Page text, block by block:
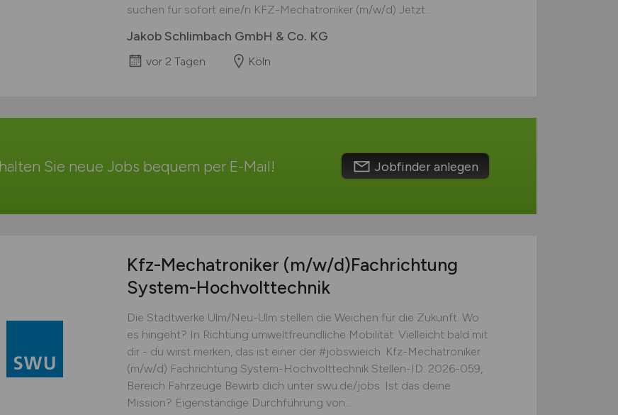
suchen für sofort eine/n KFZ-Mechatroniker (m/w/d) Jetzt...
Jakob Schlimbach GmbH & Co. KG
vor 2 Tagen Köln
Sie neue Jobs bequem per E-Mail! Jobfinder anlegen
Kfz-Mechatroniker (m/w/d)Fachrichtung
System-Hochvolttechnik
Die Stadtwerke Ulm/Neu-Ulm stellen die Weichen für die Zukunft. Wo
es hingeht? In Richtung umweltfreundliche Mobilität. Vielleicht bald mit
dir - du wirst merken, das ist einer der #jobswieich. Kfz-Mechatroniker
(m/w/d) Fachrichtung System-Hochvolttechnik Stellen-ID: 2026-059,
Bereich Fahrzeuge Bewirb dich unter swu.de/jobs. Ist das deine
Mission? Eigenständige Durchführung von...